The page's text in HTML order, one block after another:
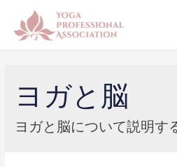
ヨガと脳
ヨガと脳について説明す